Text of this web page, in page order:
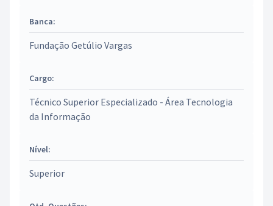
Banca:
Fundação Getúlio Vargas
Cargo:
Técnico Superior Especializado - Área Tecnologia
da Informação
Nível:
Superior